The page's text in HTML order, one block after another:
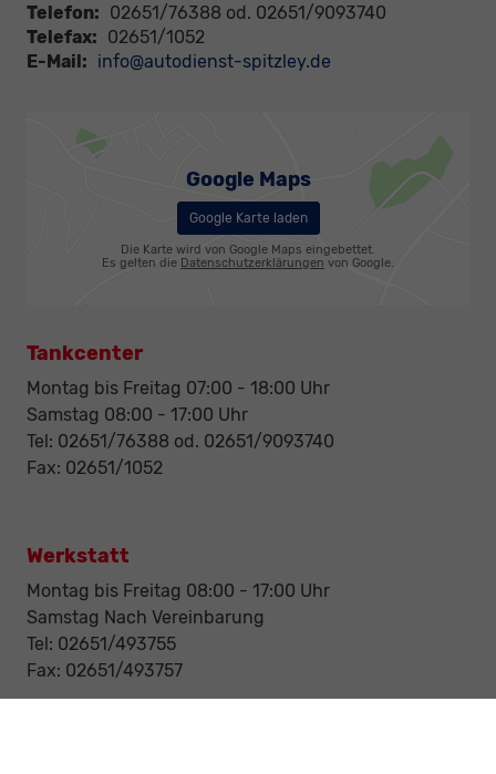
Telefon: 02651/76388 od. 02651/9093740
Telefax: 02651/1052
E-Mail: info@autodienst-spitzley.de
Google Maps
Google Karte laden
Die Karte wird von Google Maps eingebettet.
Es gelten die Datenschutzerklärungen von Google.
Tankcenter
Montag bis Freitag 07:00 - 18:00 Uhr
Samstag 08:00 - 17:00 Uhr
Tel: 02651/76388 od. 02651/9093740
Fax: 02651/1052
Werkstatt
Montag bis Freitag 08:00 - 17:00 Uhr
Samstag Nach Vereinbarung
Tel: 02651/493755
Fax: 02651/493757